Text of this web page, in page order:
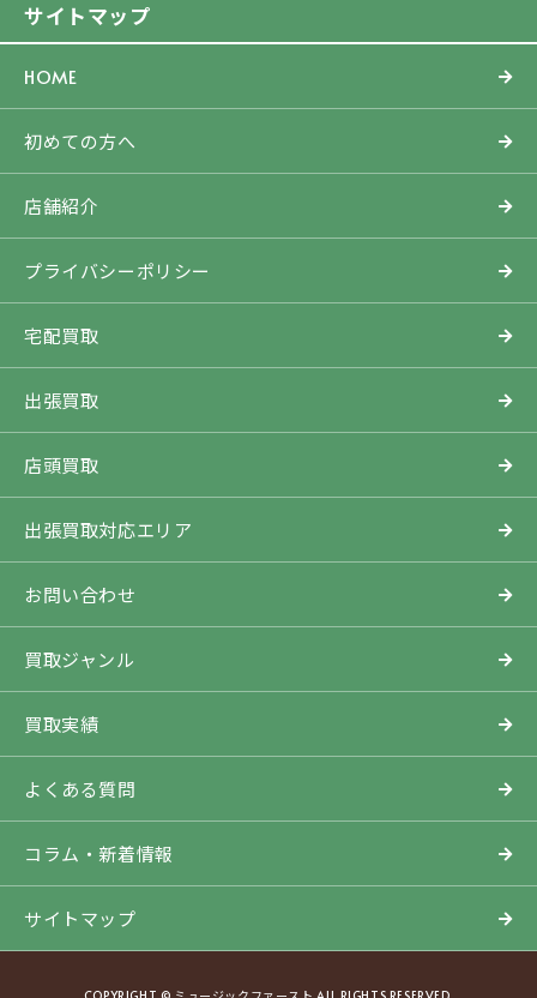
サイトマップ
HOME
初めての方へ
店舗紹介
プライバシーポリシー
宅配買取
出張買取
店頭買取
出張買取対応エリア
お問い合わせ
買取ジャンル
買取実績
よくある質問
コラム・新着情報
サイトマップ